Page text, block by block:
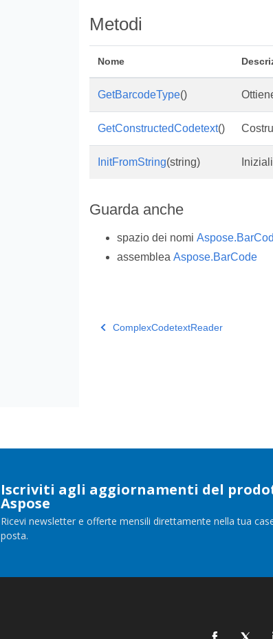
Metodi
Nome
GetBarcodeType()
GetConstructedCodetext()
InitFromString(string)
Guarda anche
spazio dei nomi
assemblea Aspose.BarCode
ComplexCodetextReader
Iscriviti agli aggiornamenti del
Aspose
Ricevi newsletter e offerte mensili direttamente nella tua
posta.